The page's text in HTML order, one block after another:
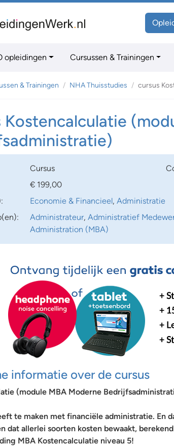
opleidingen Cursussen & Trainingen
& Trainingen NHA Thuisstudies cursus
Kostencalculatie
Cursus
€ 199,00
Economie & Financieel, Administratie
Administrateur, Administratief
Administration (MBA)
informatie over de cursus
(module MBA Moderne
te maken met financiële administratie. En
dat allerlei soorten kosten bewaakt,
MBA Kostencalculatie niveau 5!